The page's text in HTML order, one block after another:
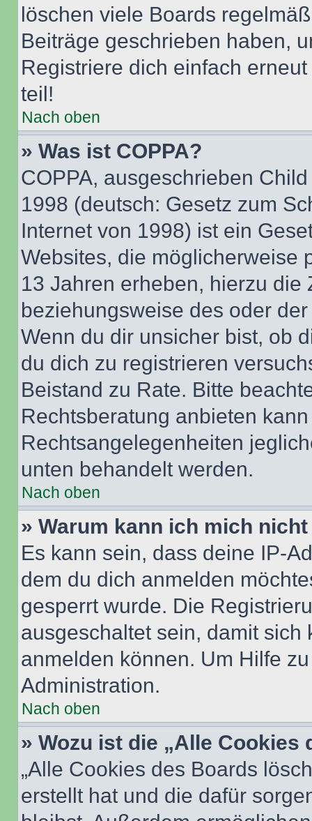
löschen viele Boards
Beiträge geschrieben haben,
Registriere dich einfach
teil!
Nach oben
» Was ist COPPA?
COPPA, ausgeschrieben
1998 (deutsch: Gesetz zum
Internet von 1998) ist ein
Websites, die möglicherweise
13 Jahren erheben, hierzu die
beziehungsweise des oder
Wenn du dir unsicher bist, ob
du dich zu registrieren
Beistand zu Rate. Bitte
Rechtsberatung anbieten
Rechtsangelegenheiten
unten behandelt werden.
Nach oben
» Warum kann ich mich
Es kann sein, dass deine IP-
dem du dich anmelden
gesperrt wurde. Die
ausgeschaltet sein, damit
anmelden können. Um Hilfe
Administration.
Nach oben
» Wozu ist die „Alle
„Alle Cookies des Boards
erstellt hat und die dafür